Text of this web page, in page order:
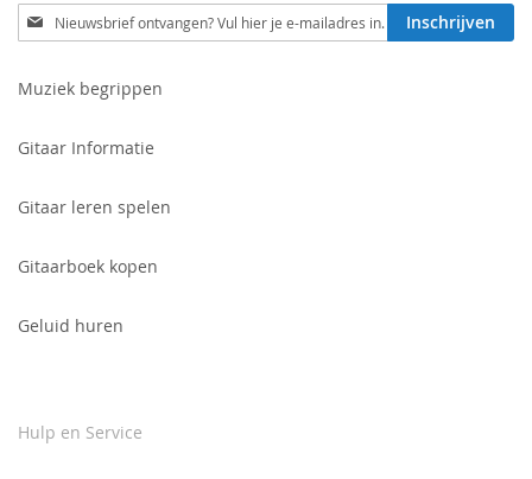
Schrijf
je
voor
Inschrijven
Muziek begrippen
Gitaar Informatie
Gitaar leren spelen
Gitaarboek kopen
Geluid huren
Hulp en Service